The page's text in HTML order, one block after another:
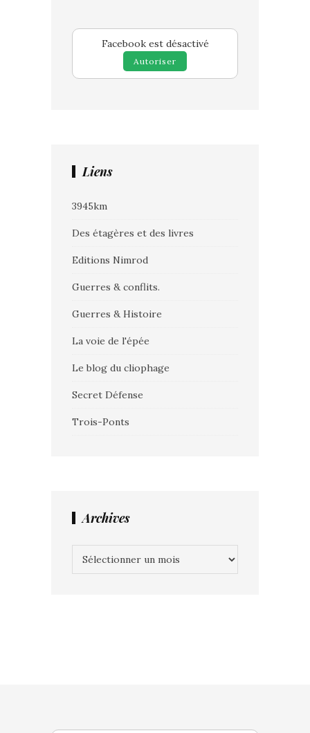
Facebook est désactivé
Autoriser
Liens
3945km
Des étagères et des livres
Editions Nimrod
Guerres & conflits.
Guerres & Histoire
La voie de l'épée
Le blog du cliophage
Secret Défense
Trois-Ponts
Archives